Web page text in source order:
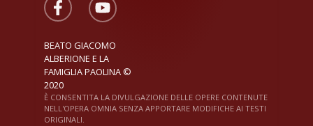
BEATO GIACOMO
ALBERIONE E LA
FAMIGLIA PAOLINA ©
2020
È CONSENTITA LA DIVULGAZIONE DELLE OPERE CONTENUTE
NELL'OPERA OMNIA SENZA APPORTARE MODIFICHE AI TESTI
ORIGINALI.